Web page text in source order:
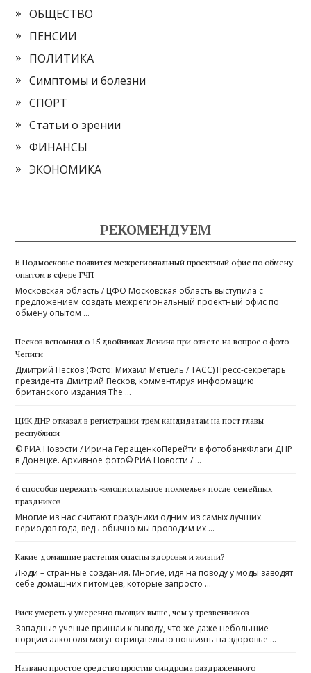
ОБЩЕСТВО
ПЕНСИИ
ПОЛИТИКА
Симптомы и болезни
СПОРТ
Статьи о зрении
ФИНАНСЫ
ЭКОНОМИКА
РЕКОМЕНДУЕМ
В Подмосковье появится межрегиональный проектный офис по обмену
опытом в сфере ГЧП
Московская область / ЦФО Московская область выступила с
предложением создать межрегиональный проектный офис по
обмену опытом …
Песков вспомнил о 15 двойниках Ленина при ответе на вопрос о фото
Чепиги
Дмитрий Песков (Фото: Михаил Метцель / ТАСС) Пресс-секретарь
президента Дмитрий Песков, комментируя информацию
британского издания The …
ЦИК ДНР отказал в регистрации трем кандидатам на пост главы
республики
© РИА Новости / Ирина ГеращенкоПерейти в фотобанкФлаги ДНР
в Донецке. Архивное фото© РИА Новости / …
6 способов пережить «эмоциональное похмелье» после семейных
праздников
Многие из нас считают праздники одним из самых лучших
периодов года, ведь обычно мы проводим их …
Какие домашние растения опасны здоровья и жизни?
Люди – странные создания. Многие, идя на поводу у моды заводят
себе домашних питомцев, которые запросто …
Риск умереть у умеренно пьющих выше, чем у трезвенников
Западные ученые пришли к выводу, что же даже небольшие
порции алкоголя могут отрицательно повлиять на здоровье …
Названо простое средство простив синдрома раздраженного